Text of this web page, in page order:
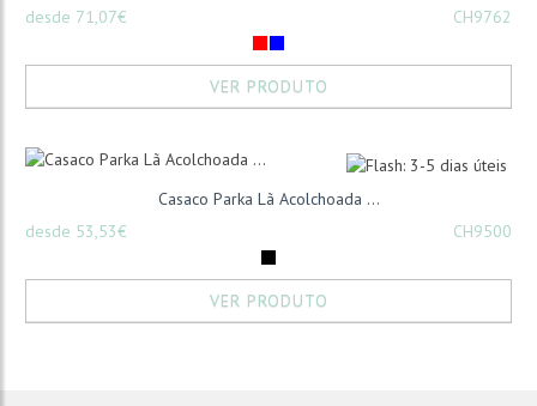
desde 71,07€ CH9762
VER PRODUTO
Casaco Parka Lã Acolchoada ...
desde 53,53€
CH9500
VER PRODUTO